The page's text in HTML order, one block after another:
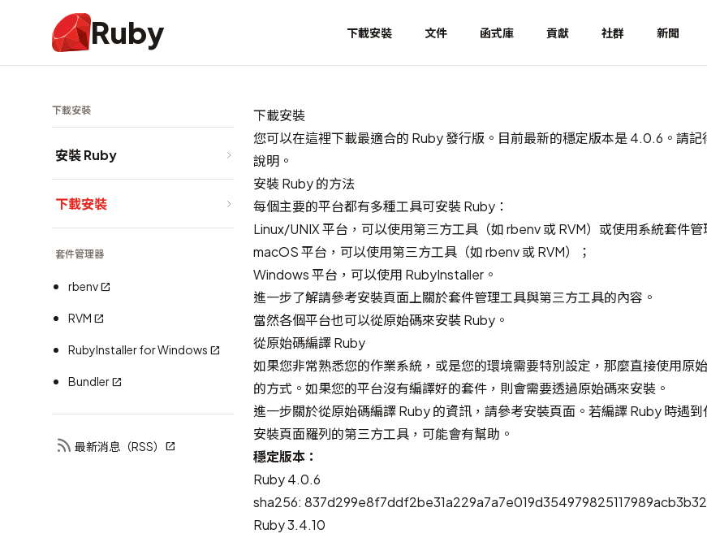
Ruby 下載安裝 文件 函式庫 貢獻 社群 新聞
下載安裝
安裝 Ruby
下載安裝
套件管理器
rbenv
RVM
RubyInstaller for Windows
Bundler
最新消息（RSS）
下載安裝
您可以在這裡下載最適合的 Ruby 發行版。目前最新的穩定版本是 4.0.6。請記
說明 。
安裝 Ruby 的方法
每個主要的平台都有多種工具可安裝 Ruby：
Linux/UNIX 平台，可以使用第三方工具（如rbenv或RVM）或使用系統套件管
macOS 平台，可以使用第三方工具（如rbenv或RVM）；
Windows 平台，可以使用 RubyInstaller 。
進一步了解請參考安裝頁面上關於套件管理工具與第三方工具的內容。
當然各個平台也可以從原始碼來安裝 Ruby。
從原始碼編譯 Ruby
如果您非常熟悉您的作業系統，或是您的環境需要特別設定，那麼直接使用原
的方式。如果您的平台沒有編譯好的套件，則會需要透過原始碼來安裝。
進一步關於從原始碼編譯 Ruby 的資訊，請參考安裝頁面。若編譯 Ruby 時遇
安裝頁面羅列的第三方工具，可能會有幫助。
穩定版本：
Ruby 4.0.6
sha256:
Ruby 3.4.10